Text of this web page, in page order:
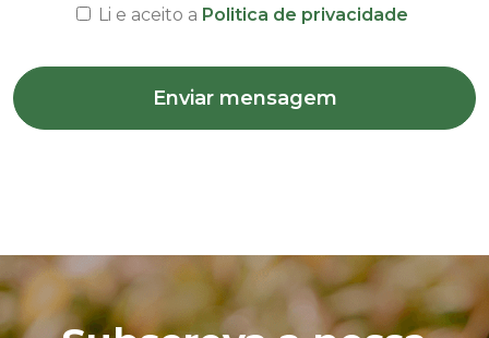
Li e aceito a Politica de privacidade
Enviar mensagem